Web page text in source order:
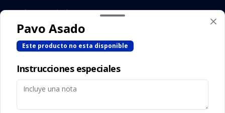
Redes sociales
Instagram
Facebook
Mi cuenta
Pavo Asado
Este producto no esta disponible
Instrucciones especiales